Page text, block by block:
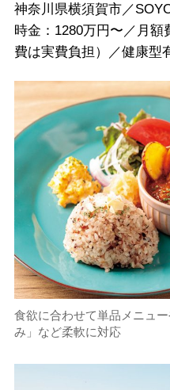
神奈川県横須賀市／
時金：1280万円〜／月額
費は実費負担）／健康型
食欲に合わせて単品メニュ
み」など柔軟に対応